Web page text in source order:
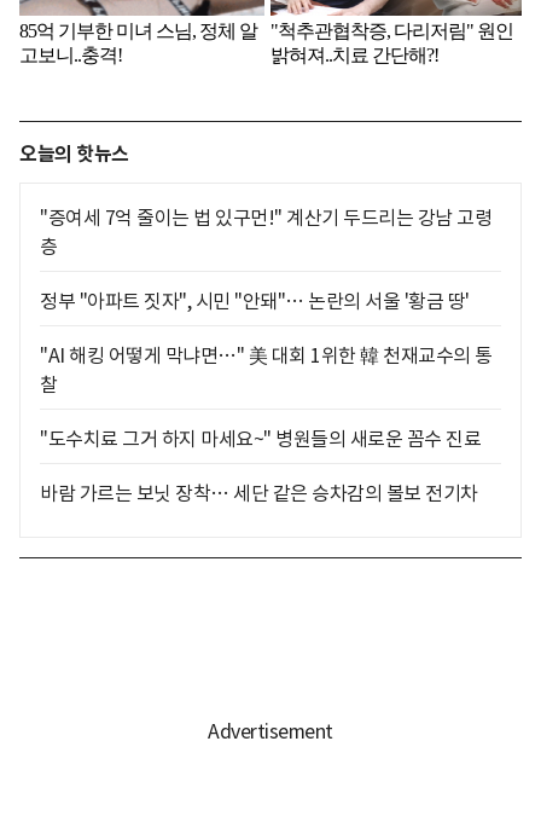
오늘의 핫뉴스
"증여세 7억 줄이는 법 있구먼!" 계산기 두드리는 강남 고령
층
정부 "아파트 짓자", 시민 "안돼"… 논란의 서울 '황금 땅'
"AI 해킹 어떻게 막냐면…" 美 대회 1위한 韓 천재교수의 통
찰
"도수치료 그거 하지 마세요~" 병원들의 새로운 꼼수 진료
바람 가르는 보닛 장착… 세단 같은 승차감의 볼보 전기차